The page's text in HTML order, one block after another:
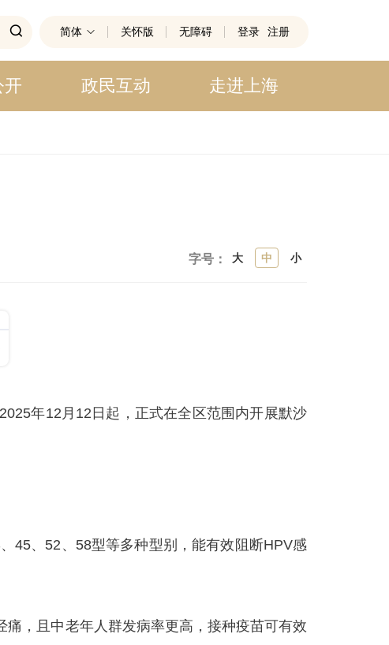
简体 关怀版 无障碍 登录 注册
开 政民互动 走进上海
字号： 大 中 小
年12月12日起，正式在全区范围内开展默沙
、52、58型等多种型别，能有效阻断HPV感
，且中老年人群发病率更高，接种疫苗可有效